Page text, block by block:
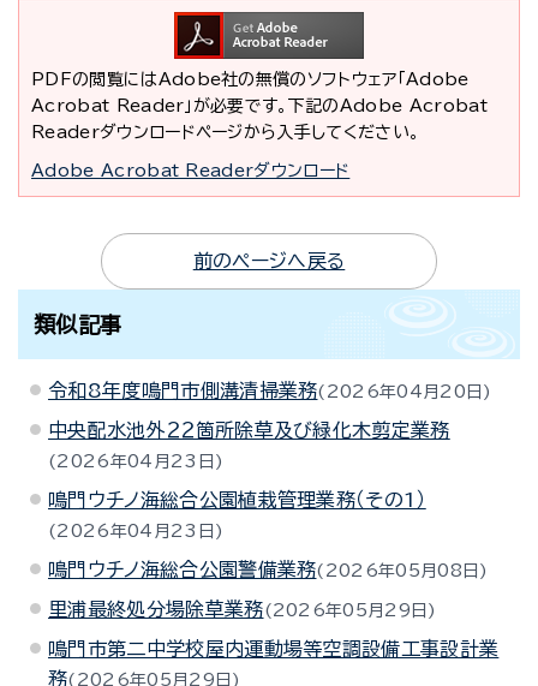
PDFの閲覧にはAdobe社の無償のソフトウェア「Adobe
Acrobat Reader」が必要です。下記のAdobe Acrobat
Readerダウンロードページから入手してください。
Adobe Acrobat Readerダウンロード
前のページへ戻る
類似記事
令和8年度鳴門市側溝清掃業務 2026年04月20日
中央配水池外２２箇所除草及び緑化木剪定業務
2026年04月23日
鳴門ウチノ海総合公園植栽管理業務（その1）
2026年04月23日
鳴門ウチノ海総合公園警備業務 2026年05月08日
里浦最終処分場除草業務 2026年05月29日
鳴門市第二中学校屋内運動場等空調設備工事設計業
務
2026年05月29日